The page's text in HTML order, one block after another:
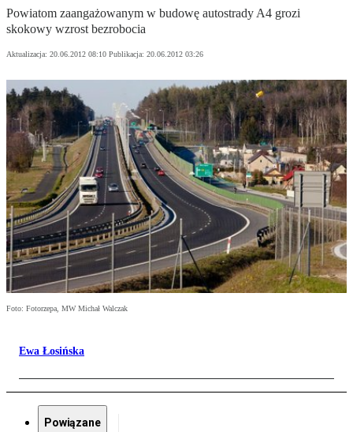
Powiatom zaangażowanym w budowę autostrady A4 grozi
skokowy wzrost bezrobocia
Aktualizacja: 20.06.2012 08:10 Publikacja: 20.06.2012 03:26
Foto: Fotorzepa, MW Michał Walczak
Ewa Łosińska
Powiązane